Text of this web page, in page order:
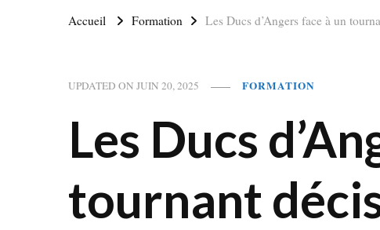
Accueil Formation Les Ducs d’Angers face à un
UPDATED ON JUIN 20, 2025 FORMATION
Les Ducs
tournant